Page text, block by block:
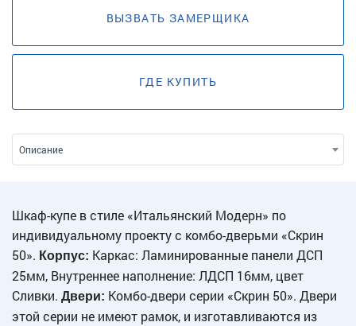
ВЫЗВАТЬ ЗАМЕРЩИКА
ГДЕ КУПИТЬ
Описание
Шкаф-купе в стиле «Итальянский Модерн» по
индивидуальному проекту с комбо-дверьми «Скрин
50». Корпус: Каркас: Ламинированные панели ДСП
25мм, Внутреннее наполнение: ЛДСП 16мм, цвет
Сливки. Двери: Комбо-двери серии «Скрин 50». Двери
этой серии не имеют рамок, и изготавливаются из